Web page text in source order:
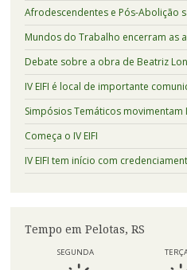
Afrodescendentes e Pós-Abolição
Mundos do Trabalho encerram as
Debate sobre a obra de Beatriz
IV EIFI é local de importante
Simpósios Temáticos movimentam
Começa o IV EIFI
IV EIFI tem início com
Tempo em Pelotas, RS
SEGUNDA